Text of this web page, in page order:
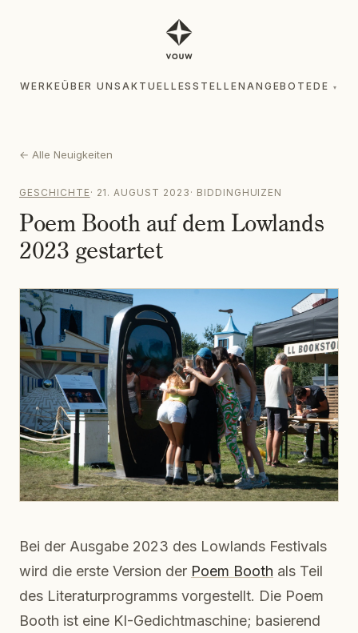
WERKEÜBER UNSAKTUELLESSTELLENANGEBOTEDE ▾
← Alle Neuigkeiten
GESCHICHTE· 21. AUGUST 2023 · BIDDINGHUIZEN
Poem Booth auf dem Lowlands
2023 gestartet
Bei der Ausgabe 2023 des Lowlands Festivals
wird die erste Version der Poem Booth als Teil
des Literaturprogramms vorgestellt. Die Poem
Booth ist eine KI-Gedichtmaschine; basierend